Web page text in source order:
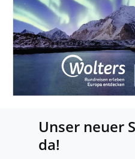
Unser neuer
da!